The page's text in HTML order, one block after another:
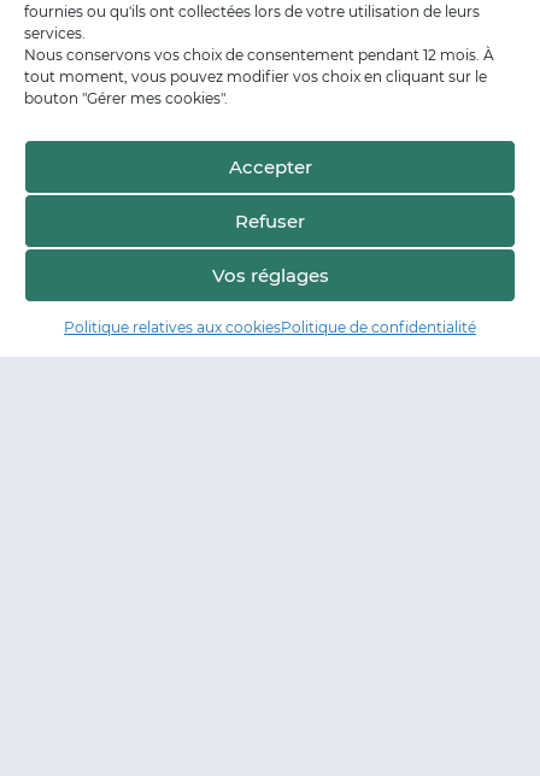
fournies ou qu'ils ont collectées lors de votre utilisation de leurs
services.
Nous conservons vos choix de consentement pendant 12 mois. À
tout moment, vous pouvez modifier vos choix en cliquant sur le
bouton "Gérer mes cookies".
Accepter
Refuser
Vos réglages
Politique relatives aux cookiesPolitique de confidentialité